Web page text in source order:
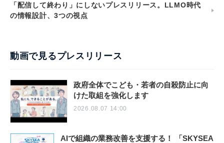
「配信して終わり」にしないプレスリリース。LLMO時代
の情報設計、3つの視点
動画で見るプレスリリース
政府全体でこども・若者の自殺防止に向
けた取組を強化します
2026.08.07 14:00
AIで組織の業務改善を支援する！ 「SKYSEA